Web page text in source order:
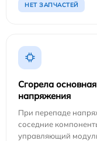
НЕТ ЗАПЧАСТЕЙ
Сгорела
напряжения
При перепаде
соседние
управляющий